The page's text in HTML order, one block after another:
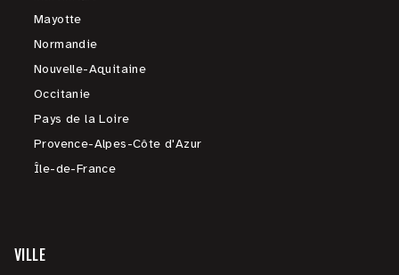
Mayotte
Normandie
Nouvelle-Aquitaine
Occitanie
Pays de la Loire
Provence-Alpes-Côte d'Azur
Île-de-France
VILLE